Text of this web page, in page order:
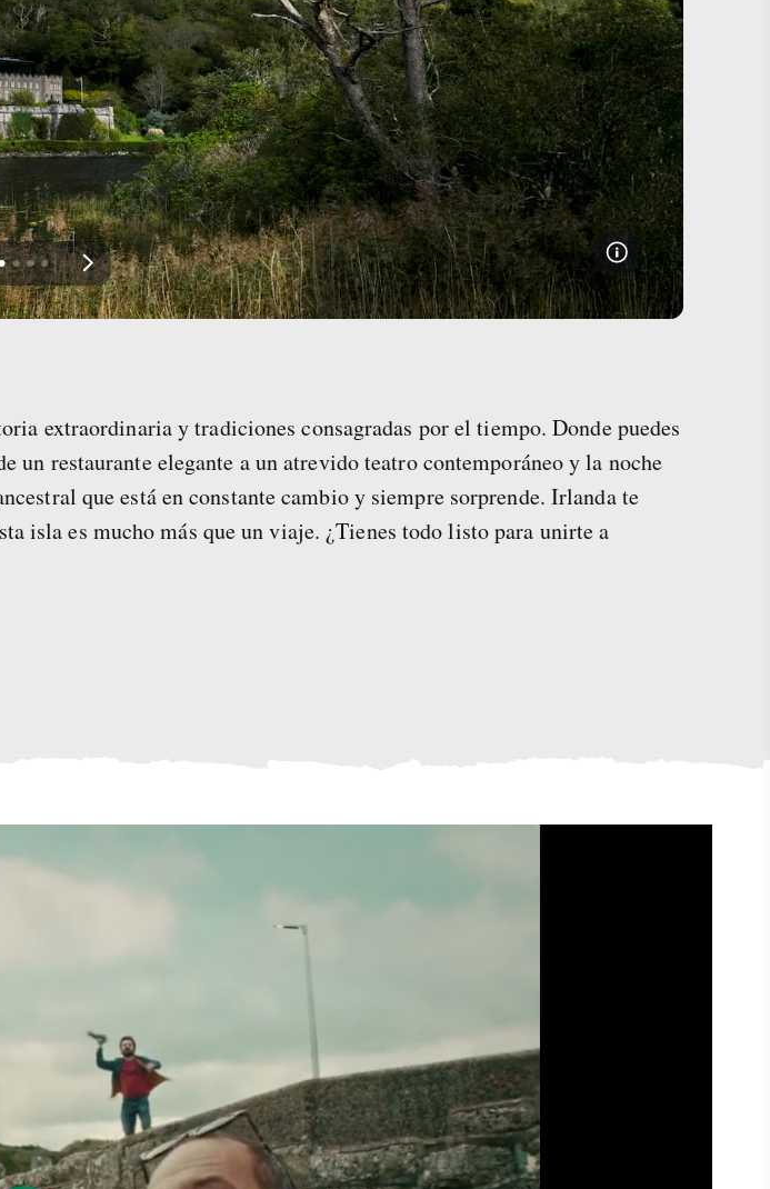
View
slide
2
View
slide
3
View
slide
4
extraordinaria y tradiciones consagradas por el tiempo. Donde puedes
un restaurante elegante a un atrevido teatro contemporáneo y la noche
que está en constante cambio y siempre sorprende. Irlanda te
isla es mucho más que un viaje. ¿Tienes todo listo para unirte a